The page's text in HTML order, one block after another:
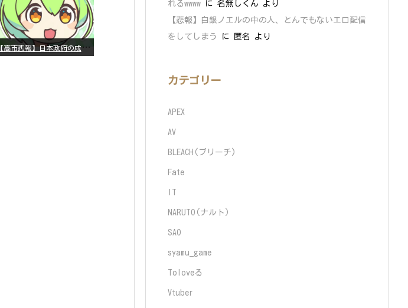
【
高市悲報】日本政府の成長戦略に「暗号資産」が消えるいったいなぜ…？
れるwwww に 名無しくん より
【悲報】白銀ノエルの中の人、とんでもないエロ配信
をしてしまう
に 匿名 より
カテゴリー
APEX
AV
BLEACH(ブリーチ)
Fate
NARUTO(ナルト)
SAO
syamu_game
Toloveる
Vtuber